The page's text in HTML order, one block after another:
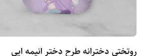
روتختی دخترانه طرح دختر انیمه ایی